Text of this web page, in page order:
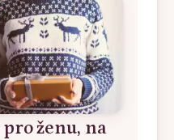
ženu, na